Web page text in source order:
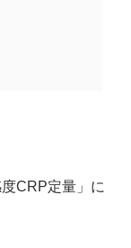
CRP定量」に